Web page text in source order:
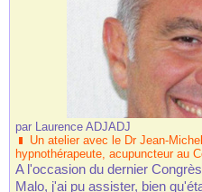
par Laurence ADJADJ
Un atelier avec le Dr Jean-
hypnothérapeute, acupuncteur au
A l'occasion du dernier
Malo, j'ai pu assister, bien